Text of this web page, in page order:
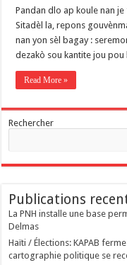
Pandan dlo ap koule nan
Sitadèl la, repons
nan yon sèl bagay :
dezakò sou kantite jou pou
Read More »
Rechercher
Publications
La PNH installe une base
Delmas
Haïti / Élections: KAPAB
cartographie politique se